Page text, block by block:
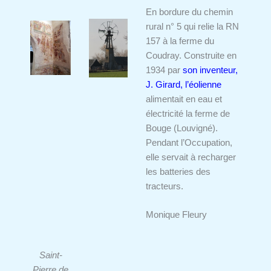
En bordure du chemin
rural n° 5 qui relie la RN
157 à la ferme du
Coudray. Construite en
1934 par son inventeur,
J. Girard, l’éolienne
alimentait en eau et
électricité la ferme de
Bouge (Louvigné).
Pendant l’Occupation,
elle servait à recharger
les batteries des
tracteurs.
Monique Fleury
Saint-